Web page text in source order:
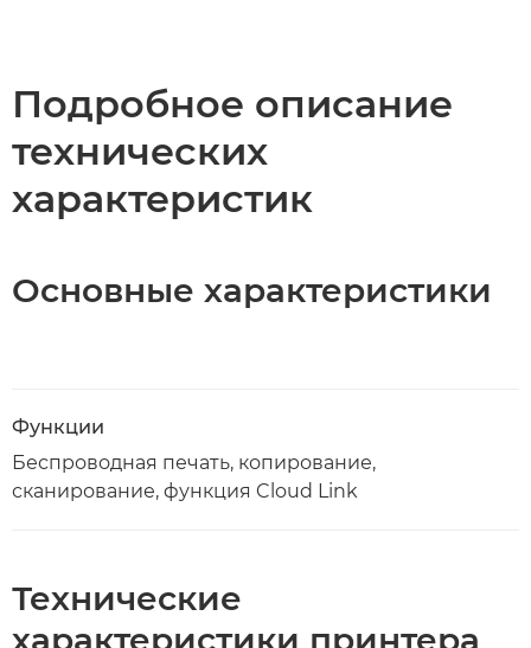
Подробное описание
технических
характеристик
Основные характеристики
Функции
Беспроводная печать, копирование,
сканирование, функция Cloud Link
Технические
характеристики принтера